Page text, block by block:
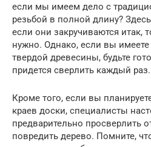
если мы имеем дело с
резьбой в полной длину?
если они закручиваются итак,
нужно. Однако, если вы
твердой древесины, будьте
придется сверлить каждый раз.
Кроме того, если вы
краев доски, специалисты
предварительно просверлить
повредить дерево. Помните,